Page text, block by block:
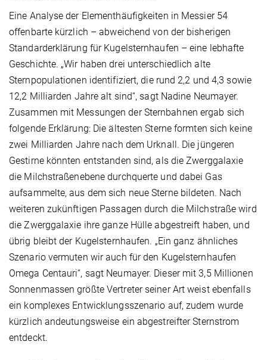
Eine Analyse der Elementhäufigkeiten in Messier 54
offenbarte kürzlich – abweichend von der bisherigen
Standarderklärung für Kugelsternhaufen – eine lebhafte
Geschichte. „Wir haben drei unterschiedlich alte
Sternpopulationen identifiziert, die rund 2,2 und 4,3 sowie
12,2 Milliarden Jahre alt sind“, sagt Nadine Neumayer.
Zusammen mit Messungen der Sternbahnen ergab sich
folgende Erklärung: Die ältesten Sterne formten sich keine
zwei Milliarden Jahre nach dem Urknall. Die jüngeren
Gestirne könnten entstanden sind, als die Zwerggalaxie
die Milchstraßenebene durchquerte und dabei Gas
aufsammelte, aus dem sich neue Sterne bildeten. Nach
weiteren zukünftigen Passagen durch die Milchstraße wird
die Zwerggalaxie ihre ganze Hülle abgestreift haben, und
übrig bleibt der Kugelsternhaufen. „Ein ganz ähnliches
Szenario vermuten wir auch für den Kugelsternhaufen
Omega Centauri“, sagt Neumayer. Dieser mit 3,5 Millionen
Sonnenmassen größte Vertreter seiner Art weist ebenfalls
ein komplexes Entwicklungsszenario auf, zudem wurde
kürzlich andeutungsweise ein abgestreifter Sternstrom
entdeckt.